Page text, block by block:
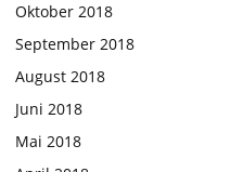
Oktober 2018
September 2018
August 2018
Juni 2018
Mai 2018